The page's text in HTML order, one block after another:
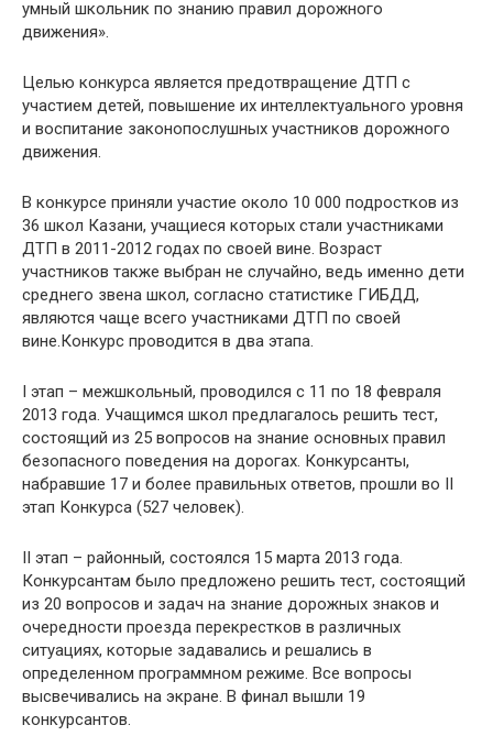
умный школьник по знанию правил дорожного
движения».
Целью конкурса является предотвращение ДТП с
участием детей, повышение их интеллектуального уровня
и воспитание законопослушных участников дорожного
движения.
В конкурсе приняли участие около 10 000 подростков из
36 школ Казани, учащиеся которых стали участниками
ДТП в 2011-2012 годах по своей вине. Возраст
участников также выбран не случайно, ведь именно дети
среднего звена школ, согласно статистике ГИБДД,
являются чаще всего участниками ДТП по своей
вине.Конкурс проводится в два этапа.
I этап – межшкольный, проводился с 11 по 18 февраля
2013 года. Учащимся школ предлагалось решить тест,
состоящий из 25 вопросов на знание основных правил
безопасного поведения на дорогах. Конкурсанты,
набравшие 17 и более правильных ответов, прошли во II
этап Конкурса (527 человек).
II этап – районный, состоялся 15 марта 2013 года.
Конкурсантам было предложено решить тест, состоящий
из 20 вопросов и задач на знание дорожных знаков и
очередности проезда перекрестков в различных
ситуациях, которые задавались и решались в
определенном программном режиме. Все вопросы
высвечивались на экране. В финал вышли 19
конкурсантов.